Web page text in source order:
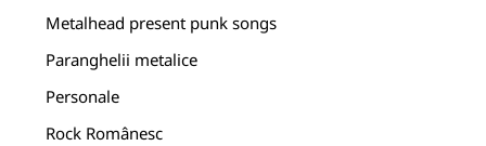
Metalhead present punk songs
Paranghelii metalice
Personale
Rock Românesc